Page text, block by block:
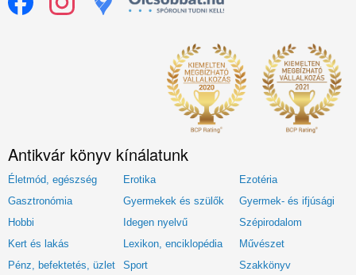
Antikvár könyv kínálatunk
Életmód, egészség Erotika
Ezotéria
Gasztronómia
Gyermekek és szülők
Gyermek- és ifjúsági
Hobbi
Idegen nyelvű
Szépirodalom
Kert és lakás
Lexikon, enciklopédia
Művészet
Pénz, befektetés, üzlet
Sport Szakkönyv